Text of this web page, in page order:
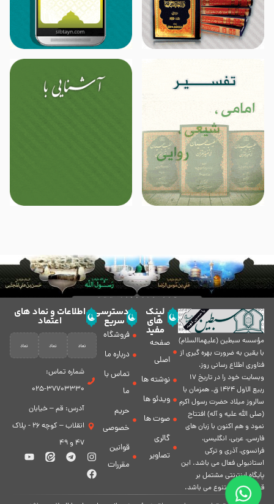
مؤسسه سبطين (عليهماالسلام)
با يقين به ضرورت بهره گیرى از
فناورى اطلاع رسانى روز،
وبسایت خود را در تاريخ 17
ربيع الاول 1424 ق. همزمان با
سالروز ميلاد حضرت رسول اكرم
(صلی الله علیه و آله) افتتاح
نمود و هم اكنون با زبان های
فارسی، عربى، انگلیسی،
فرانسوی، آذری و ترکی
استانبولی فعال مى باشد. اين
پايگاه اينترنتى مشتمل بر
قسمت هاى متنوع مى باشد.
لینک
های
مفید
صفحه
اصلی
نوشته ها
ویدئو ها
صوت ها
گالری
تصاویر
دسترسی
سریع
فروشگاه
درباره ما
تماس با
ما
حریم
خصوصی
قوانین
مقررات
اطلاعات و نماد های
اعتماد
شماره تماس:
37703330-025
آدرس: قم – خیابان
انقلاب – کوچه 26 - پلاک
47 و 49